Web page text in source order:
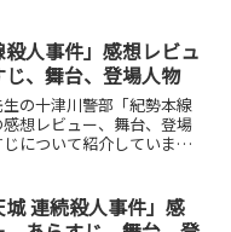
殺人事件」感想レビュ
、舞台、登場人物
の十津川警部「紀勢本線
想レビュー、舞台、登場
について紹介していま
城 連続殺人事件」感